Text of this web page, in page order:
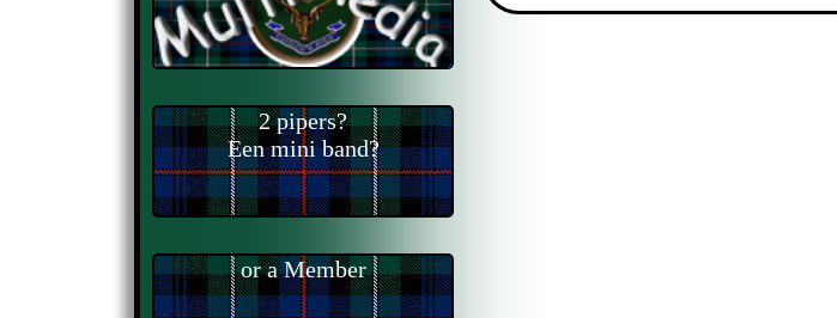
2 pipers?
Een mini band?
or a Member